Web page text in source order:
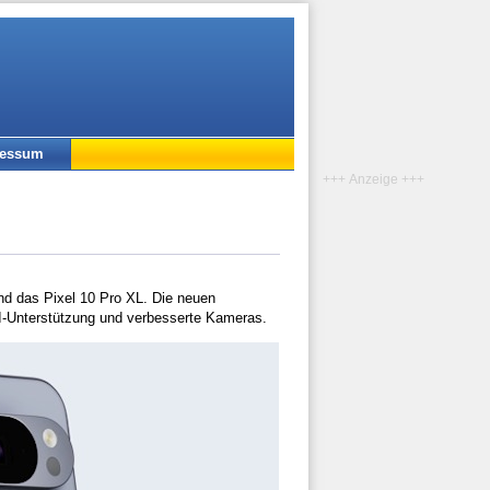
das Pixel 10 Pro XL. Die neuen
und verbesserte Kameras.
+++ Anzeige +++